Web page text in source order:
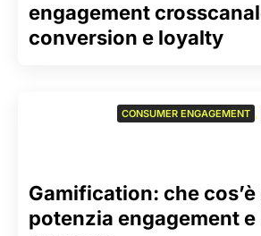
engagement
conversion e loyalty
Gamification: che
potenzia engagement
CONSUMER ENGAGEMENT ,